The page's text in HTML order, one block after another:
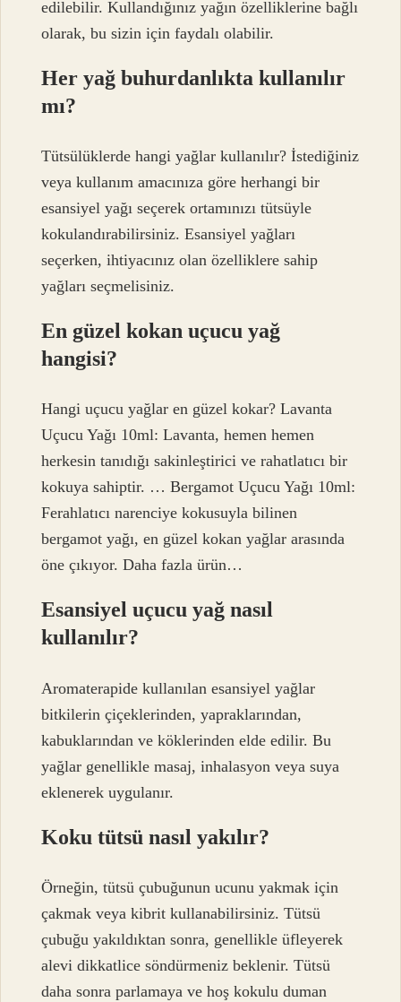
edilebilir. Kullandığınız yağın özelliklerine bağlı
olarak, bu sizin için faydalı olabilir.
Her yağ buhurdanlıkta kullanılır
mı?
Tütsülüklerde hangi yağlar kullanılır? İstediğiniz
veya kullanım amacınıza göre herhangi bir
esansiyel yağı seçerek ortamınızı tütsüyle
kokulandırabilirsiniz. Esansiyel yağları
seçerken, ihtiyacınız olan özelliklere sahip
yağları seçmelisiniz.
En güzel kokan uçucu yağ
hangisi?
Hangi uçucu yağlar en güzel kokar? Lavanta
Uçucu Yağı 10ml: Lavanta, hemen hemen
herkesin tanıdığı sakinleştirici ve rahatlatıcı bir
kokuya sahiptir. … Bergamot Uçucu Yağı 10ml:
Ferahlatıcı narenciye kokusuyla bilinen
bergamot yağı, en güzel kokan yağlar arasında
öne çıkıyor. Daha fazla ürün…
Esansiyel uçucu yağ nasıl
kullanılır?
Aromaterapide kullanılan esansiyel yağlar
bitkilerin çiçeklerinden, yapraklarından,
kabuklarından ve köklerinden elde edilir. Bu
yağlar genellikle masaj, inhalasyon veya suya
eklenerek uygulanır.
Koku tütsü nasıl yakılır?
Örneğin, tütsü çubuğunun ucunu yakmak için
çakmak veya kibrit kullanabilirsiniz. Tütsü
çubuğu yakıldıktan sonra, genellikle üfleyerek
alevi dikkatlice söndürmeniz beklenir. Tütsü
daha sonra parlamaya ve hoş kokulu duman